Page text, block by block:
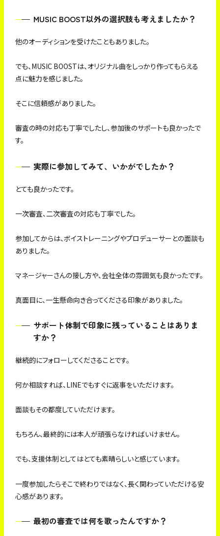
MUSIC BOOST以外の選択肢も考えましたか？
他のオーディションを受けたこともありました。
でも、MUSIC BOOSTは、オリジナル曲をしっかり作ってもらえる
点に魅力を感じました。
そこに信頼感がありました。
審査の時の対応も丁寧でしたし、参加後のサポートも良かったで
す。
実際に参加してみて、いかがでしたか？
とても良かったです。
一次審査、二次審査の対応も丁寧でした。
参加してからは、ボイストレーニングやプロデューサーとの面談も
ありました。
マネージャーさんの接し方や、会社全体の雰囲気も良かったです。
真面目に、一生懸命向き合ってくださる印象がありました。
サポート体制で印象に残っていることはありま
すか？
継続的にフォローしてくださることです。
何か相談すれば、LINEでもすぐに返事をいただけます。
面談もその都度していただけます。
もちろん、最終的には本人が頑張らなければいけません。
でも、支援体制としてはとても素晴らしいと感じています。
一度参加したらそこで終わりではなく、長く関わっていただける安
心感があります。
最初の審査では何を歌ったんですか？